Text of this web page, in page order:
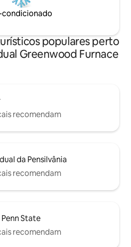
condicionado
populares perto
Greenwood Furnace
recomendam
da Pensilvânia
recomendam
State
recomendam